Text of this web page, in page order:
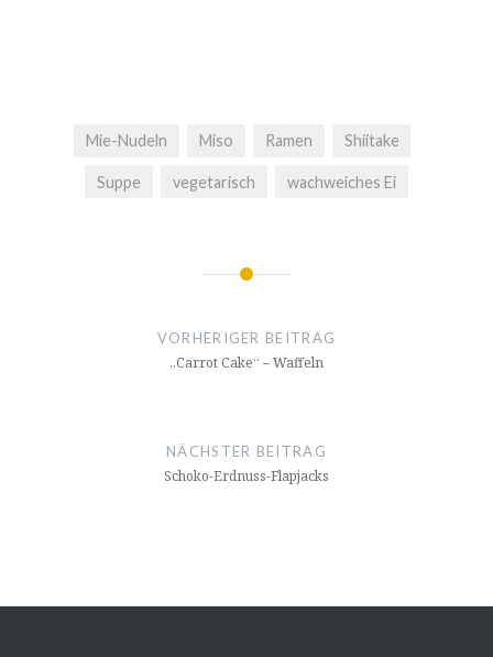
Mie-Nudeln Miso Ramen Shiitake
Suppe vegetarisch wachweiches Ei
Beitragsnavigation
VORHERIGER BEITRAG
„Carrot Cake“ – Waffeln
NÄCHSTER BEITRAG
Schoko-Erdnuss-Flapjacks